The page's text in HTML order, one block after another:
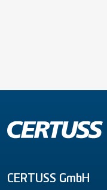
CERTUSS GmbH